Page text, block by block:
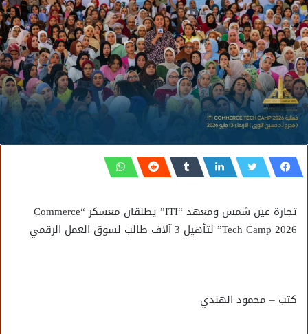
تجارة عين شمس ومعهد “ITI” يطلقان معسكر “Commerce
Tech Camp 2026” لتأهيل 3 آلاف طالب لسوق العمل الرقمي
كتب – محمود الهندي